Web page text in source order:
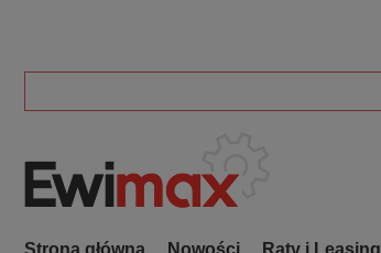
Strona główna Nowości Raty i Leasing